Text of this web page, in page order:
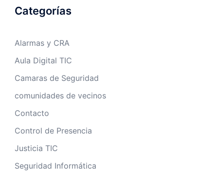
Categorías
Alarmas y CRA
Aula Digital TIC
Camaras de Seguridad
comunidades de vecinos
Contacto
Control de Presencia
Justicia TIC
Seguridad Informática